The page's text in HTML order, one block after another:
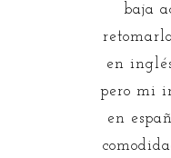
baja
en
pero mi
en